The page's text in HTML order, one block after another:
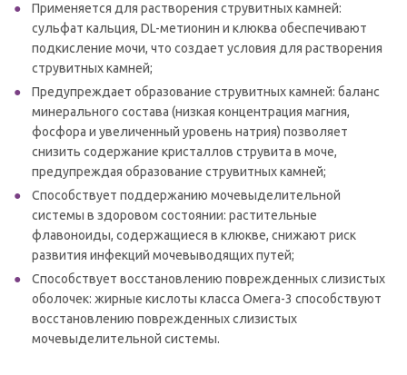
Применяется для растворения струвитных камней:
сульфат кальция, DL-метионин и клюква обеспечивают
подкисление мочи, что создает условия для растворения
струвитных камней;
Предупреждает образование струвитных камней: баланс
минерального состава (низкая концентрация магния,
фосфора и увеличенный уровень натрия) позволяет
снизить содержание кристаллов струвита в моче,
предупреждая образование струвитных камней;
Способствует поддержанию мочевыделительной
системы в здоровом состоянии: растительные
флавоноиды, содержащиеся в клюкве, снижают риск
развития инфекций мочевыводящих путей;
Способствует восстановлению поврежденных слизистых
оболочек: жирные кислоты класса Омега-3 способствуют
восстановлению поврежденных слизистых
мочевыделительной системы.